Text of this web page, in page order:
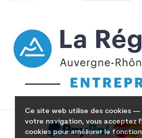
Ce site web utilise des cookies —
votre navigation, vous acceptez
cookies pour améliorer le